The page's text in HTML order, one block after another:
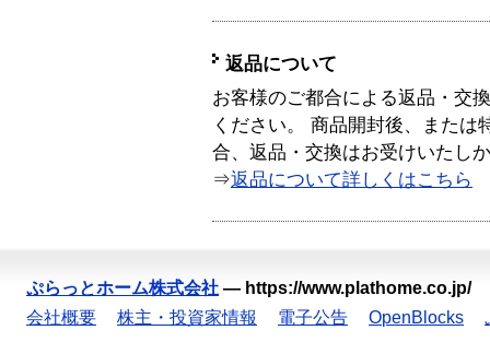
返品について
お客様のご都合による返品・交
ください。 商品開封後、または
合、返品・交換はお受けいたし
⇒返品について詳しくはこちら
ぷらっとホーム株式会社 — https://www.plathome.co.jp/
会社概要
株主・投資家情報 電子公告 OpenBlocks